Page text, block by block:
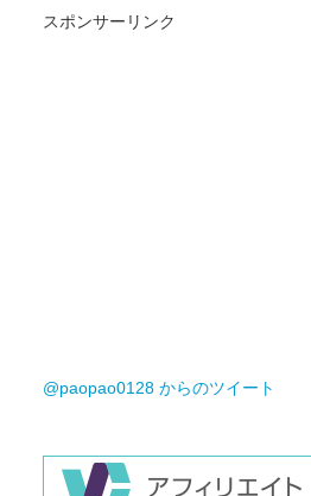
スポンサーリンク
@paopao0128 からのツイート